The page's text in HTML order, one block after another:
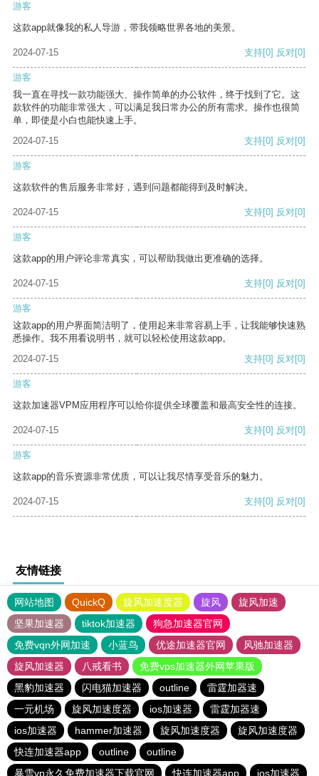
游客
这款app就像我的私人导游，带我领略世界各地的美景。
2024-07-15 支持[0] 反对[0]
游客
我一直在寻找一款功能强大、操作简单的办公软件，终于找到了它。这
款软件的功能非常强大，可以满足我日常办公的所有需求。操作也很简
单，即使是小白也能快速上手。
2024-07-15
支持[0] 反对[0]
游客
这款软件的售后服务非常好，遇到问题都能得到及时解决。
2024-07-15 支持[0] 反对[0]
游客
这款app的用户评论非常真实，可以帮助我做出更准确的选择。
2024-07-15 支持[0] 反对[0]
游客
这款app的用户界面简洁明了，使用起来非常容易上手，让我能够快速熟
悉操作。我不用看说明书，就可以轻松使用这款app。
2024-07-15
支持[0] 反对[0]
游客
这款加速器VPM应用程序可以给你提供全球覆盖和最高安全性的连接。
2024-07-15 支持[0] 反对[0]
游客
这款app的音乐资源非常优质，可以让我尽情享受音乐的魅力。
2024-07-15 支持[0] 反对[0]
友情链接
网站地图 QuickQ 旋风加速度器 旋风
旋风加速
坚果加速器
tiktok加速器
狗急加速器官网
免费vqn外网加速
小蓝鸟 优途加速器官网
风驰加速器
旋风加速器
八戒看书
免费vps加速器外网苹果版
黑豹加速器
闪电猫加速器 outline
雷霆加器速
一元机场
旋风加速度器 ios加速器
雷霆加器速
ios加速器
hammer加速器 旋风加速度器
旋风加速度器
快连加速器app
outline
outline
暴雪vp永久免费加速器下载官网
快连加速器app ios加速器